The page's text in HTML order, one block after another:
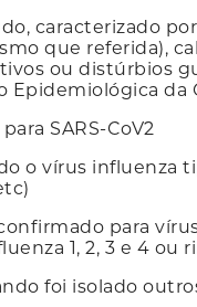
caracterizado
que referida),
ou distúrbios
da
SARS-CoV2
o vírus influenza
para
1, 2, 3 e 4 ou
foi isolado